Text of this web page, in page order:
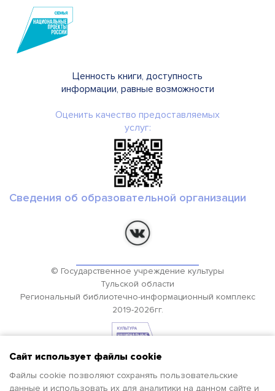
Сайт использует файлы cookie
Файлы cookie позволяют сохранять пользовательские
данные и использовать их для аналитики на данном сайте и
Ценность книги, доступность
информации, равные возможности
Оценить качество предоставляемых
услуг:
Сведения об образовательной организации
© Государственное учреждение культуры
Тульской области
Региональный библиотечно-информационный комплекс
2019-2026гг.